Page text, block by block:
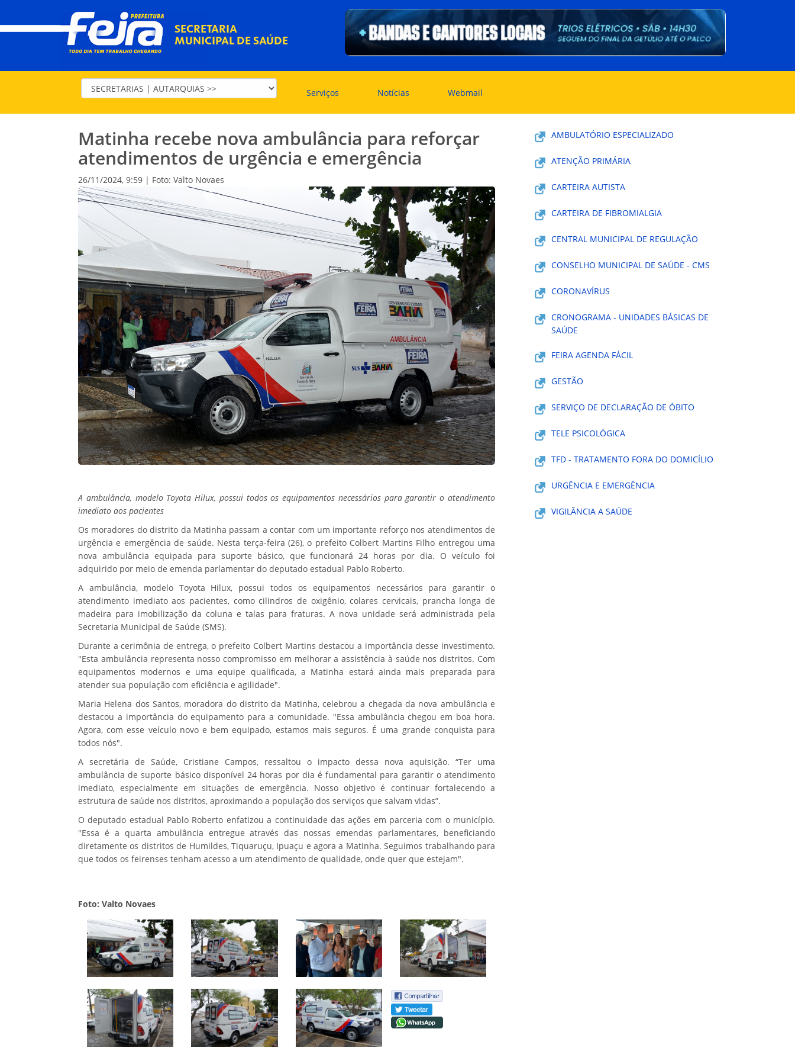
SECRETARIA
MUNICIPAL DE SAÚDE
Serviços Notícias Webmail
Matinha recebe nova ambulância para reforçar
atendimentos de urgência e emergência
26/11/2024, 9:59 | Foto: Valto Novaes
A ambulância, modelo Toyota Hilux, possui todos os equipamentos necessários para garantir o atendimento
imediato aos pacientes
Os moradores do distrito da Matinha passam a contar com um importante reforço nos atendimentos de
urgência e emergência de saúde. Nesta terça-feira (26), o prefeito Colbert Martins Filho entregou uma
nova ambulância equipada para suporte básico, que funcionará 24 horas por dia. O veículo foi
adquirido por meio de emenda parlamentar do deputado estadual Pablo Roberto.
A ambulância, modelo Toyota Hilux, possui todos os equipamentos necessários para garantir o
atendimento imediato aos pacientes, como cilindros de oxigênio, colares cervicais, prancha longa de
madeira para imobilização da coluna e talas para fraturas. A nova unidade será administrada pela
Secretaria Municipal de Saúde (SMS).
Durante a cerimônia de entrega, o prefeito Colbert Martins destacou a importância desse investimento.
"Esta ambulância representa nosso compromisso em melhorar a assistência à saúde nos distritos. Com
equipamentos modernos e uma equipe qualificada, a Matinha estará ainda mais preparada para
atender sua população com eficiência e agilidade".
Maria Helena dos Santos, moradora do distrito da Matinha, celebrou a chegada da nova ambulância e
destacou a importância do equipamento para a comunidade. "Essa ambulância chegou em boa hora.
Agora, com esse veículo novo e bem equipado, estamos mais seguros. É uma grande conquista para
todos nós".
A secretária de Saúde, Cristiane Campos, ressaltou o impacto dessa nova aquisição. “Ter uma
ambulância de suporte básico disponível 24 horas por dia é fundamental para garantir o atendimento
imediato, especialmente em situações de emergência. Nosso objetivo é continuar fortalecendo a
estrutura de saúde nos distritos, aproximando a população dos serviços que salvam vidas”.
O deputado estadual Pablo Roberto enfatizou a continuidade das ações em parceria com o município.
"Essa é a quarta ambulância entregue através das nossas emendas parlamentares, beneficiando
diretamente os distritos de Humildes, Tiquaruçu, Ipuaçu e agora a Matinha. Seguimos trabalhando para
que todos os feirenses tenham acesso a um atendimento de qualidade, onde quer que estejam".
Foto: Valto Novaes
AMBULATÓRIO ESPECIALIZADO
ATENÇÃO PRIMÁRIA
CARTEIRA AUTISTA
CARTEIRA DE FIBROMIALGIA
CENTRAL MUNICIPAL DE REGULAÇÃO
CONSELHO MUNICIPAL DE SAÚDE - CMS
CORONAVÍRUS
CRONOGRAMA - UNIDADES BÁSICAS DE
SAÚDE
FEIRA AGENDA FÁCIL
GESTÃO
SERVIÇO DE DECLARAÇÃO DE ÓBITO
TELE PSICOLÓGICA
TFD - TRATAMENTO FORA DO DOMICÍLIO
URGÊNCIA E EMERGÊNCIA
VIGILÂNCIA A SAÚDE